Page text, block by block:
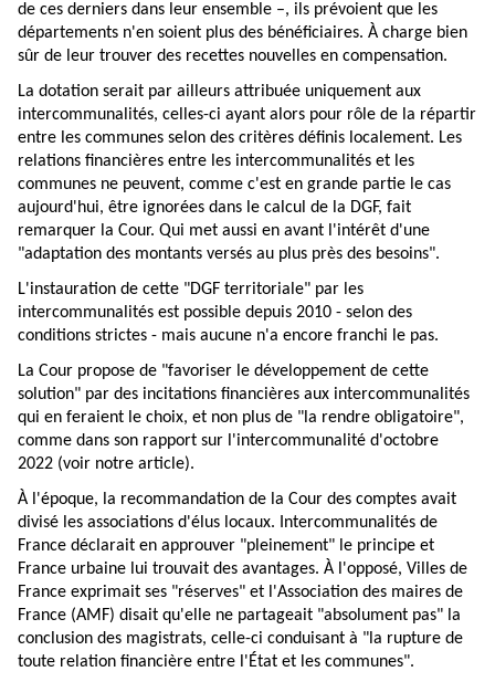
de ces derniers dans leur ensemble –, ils prévoient que les
départements n'en soient plus des bénéficiaires. À charge bien
sûr de leur trouver des recettes nouvelles en compensation.
La dotation serait par ailleurs attribuée uniquement aux
intercommunalités, celles-ci ayant alors pour rôle de la répartir
entre les communes selon des critères définis localement. Les
relations financières entre les intercommunalités et les
communes ne peuvent, comme c'est en grande partie le cas
aujourd'hui, être ignorées dans le calcul de la DGF, fait
remarquer la Cour. Qui met aussi en avant l'intérêt d'une
"adaptation des montants versés au plus près des besoins".
L'instauration de cette "DGF territoriale" par les
intercommunalités est possible depuis 2010 - selon des
conditions strictes - mais aucune n'a encore franchi le pas.
La Cour propose de "favoriser le développement de cette
solution" par des incitations financières aux intercommunalités
qui en feraient le choix, et non plus de "la rendre obligatoire",
comme dans son rapport sur l'intercommunalité d'octobre
2022 (voir notre article).
À l'époque, la recommandation de la Cour des comptes avait
divisé les associations d'élus locaux. Intercommunalités de
France déclarait en approuver "pleinement" le principe et
France urbaine lui trouvait des avantages. À l'opposé, Villes de
France exprimait ses "réserves" et l'Association des maires de
France (AMF) disait qu'elle ne partageait "absolument pas" la
conclusion des magistrats, celle-ci conduisant à "la rupture de
toute relation financière entre l'État et les communes".